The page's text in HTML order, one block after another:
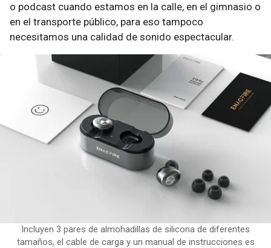
o podcast cuando estamos en la calle, en el gimnasio o
en el transporte público, para eso tampoco
necesitamos una calidad de sonido espectacular.
Incluyen 3 pares de almohadillas de silicona de diferentes
tamaños, el cable de carga y un manual de instrucciones es